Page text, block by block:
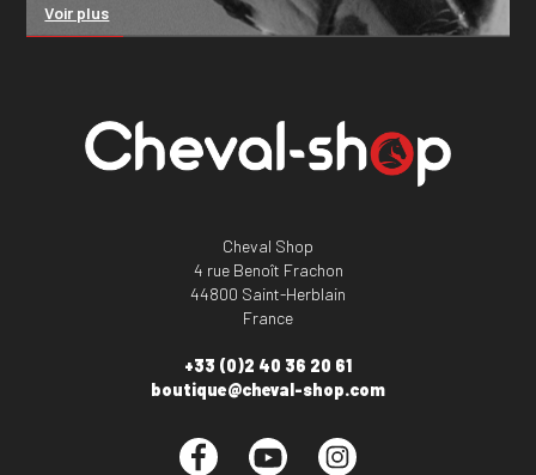
Voir plus
Cheval Shop
4 rue Benoît Frachon
44800 Saint-Herblain
France
+33 (0)2 40 36 20 61
boutique@cheval-shop.com
Facebook YouTube